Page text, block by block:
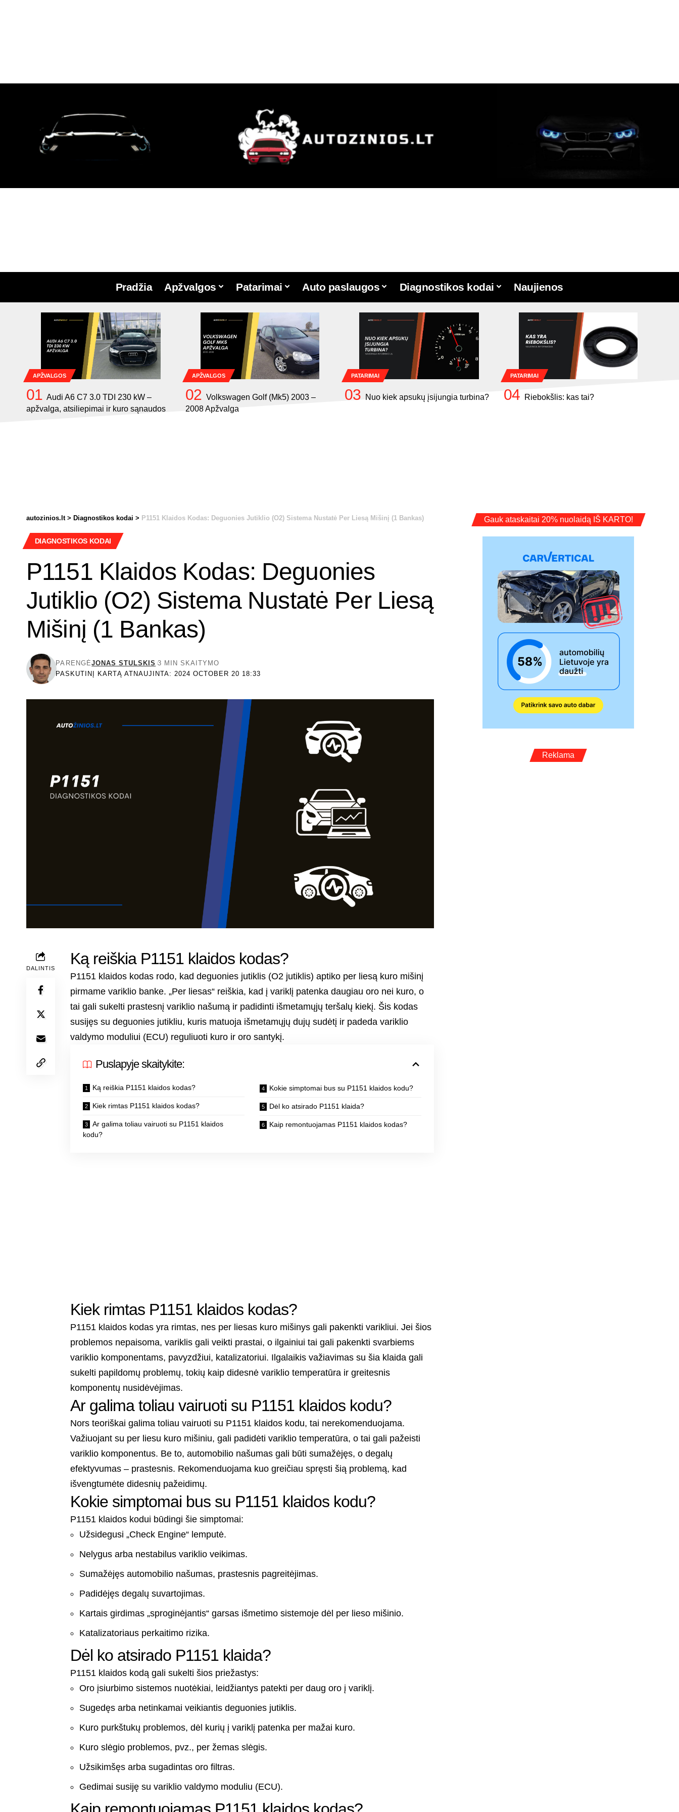
Pradžia Apžvalgos Patarimai Auto paslaugos Diagnostikos kodai Naujienos
APŽVALGOS
Audi A6 C7 3.0 TDI 230 kW –
apžvalga, atsiliepimai ir kuro sąnaudos
APŽVALGOS
Volkswagen Golf (Mk5) 2003 –
2008 Apžvalga
PATARIMAI
Nuo kiek apsukų įsijungia turbina?
PATARIMAI
Riebokšlis: kas tai?
autozinios.lt> Diagnostikos kodai > P1151 Klaidos Kodas: Deguonies Jutiklio (O2) Sistema Nustatė Per Liesą Mišinį (1 Bankas)
DIAGNOSTIKOS KODAI
P1151 Klaidos Kodas: Deguonies
Jutiklio (O2) Sistema Nustatė Per Liesą
Mišinį (1 Bankas)
PASKUTINĮ KARTĄ ATNAUJINTA: 2024 OCTOBER 20 18:33
PARENGĖJONAS STULSKIS 3 MIN SKAITYMO
DALINTIS
Ką reiškia P1151 klaidos kodas?
P1151 klaidos kodas rodo, kad deguonies jutiklis (O2 jutiklis) aptiko per liesą kuro mišinį
pirmame variklio banke. „Per liesas“ reiškia, kad į variklį patenka daugiau oro nei kuro, o
tai gali sukelti prastesnį variklio našumą ir padidinti išmetamųjų teršalų kiekį. Šis kodas
susijęs su deguonies jutikliu, kuris matuoja išmetamųjų dujų sudėtį ir padeda variklio
valdymo moduliui (ECU) reguliuoti kuro ir oro santykį.
Puslapyje skaitykite:
Ką reiškia P1151 klaidos kodas?
Kiek rimtas P1151 klaidos kodas?
Ar galima toliau vairuoti su P1151 klaidos
kodu?
Kokie simptomai bus su P1151 klaidos kodu?
Dėl ko atsirado P1151 klaida?
Kaip remontuojamas P1151 klaidos kodas?
Kiek rimtas P1151 klaidos kodas?
P1151 klaidos kodas yra rimtas, nes per liesas kuro mišinys gali pakenkti varikliui. Jei šios
problemos nepaisoma, variklis gali veikti prastai, o ilgainiui tai gali pakenkti svarbiems
variklio komponentams, pavyzdžiui, katalizatoriui. Ilgalaikis važiavimas su šia klaida gali
sukelti papildomų problemų, tokių kaip didesnė variklio temperatūra ir greitesnis
komponentų nusidėvėjimas.
Ar galima toliau vairuoti su P1151 klaidos kodu?
Nors teoriškai galima toliau vairuoti su P1151 klaidos kodu, tai nerekomenduojama.
Važiuojant su per liesu kuro mišiniu, gali padidėti variklio temperatūra, o tai gali pažeisti
variklio komponentus. Be to, automobilio našumas gali būti sumažėjęs, o degalų
efektyvumas – prastesnis. Rekomenduojama kuo greičiau spręsti šią problemą, kad
išvengtumėte didesnių pažeidimų.
Kokie simptomai bus su P1151 klaidos kodu?
P1151 klaidos kodui būdingi šie simptomai:
Užsidegusi „Check Engine“ lemputė.
Nelygus arba nestabilus variklio veikimas.
Sumažėjęs automobilio našumas, prastesnis pagreitėjimas.
Padidėjęs degalų suvartojimas.
Kartais girdimas „sproginėjantis“ garsas išmetimo sistemoje dėl per lieso mišinio.
Katalizatoriaus perkaitimo rizika.
Dėl ko atsirado P1151 klaida?
P1151 klaidos kodą gali sukelti šios priežastys:
Oro įsiurbimo sistemos nuotėkiai, leidžiantys patekti per daug oro į variklį.
Sugedęs arba netinkamai veikiantis deguonies jutiklis.
Kuro purkštukų problemos, dėl kurių į variklį patenka per mažai kuro.
Kuro slėgio problemos, pvz., per žemas slėgis.
Užsikimšęs arba sugadintas oro filtras.
Gedimai susiję su variklio valdymo moduliu (ECU).
Gauk ataskaitai 20% nuolaidą IŠ KARTO!
Reklama